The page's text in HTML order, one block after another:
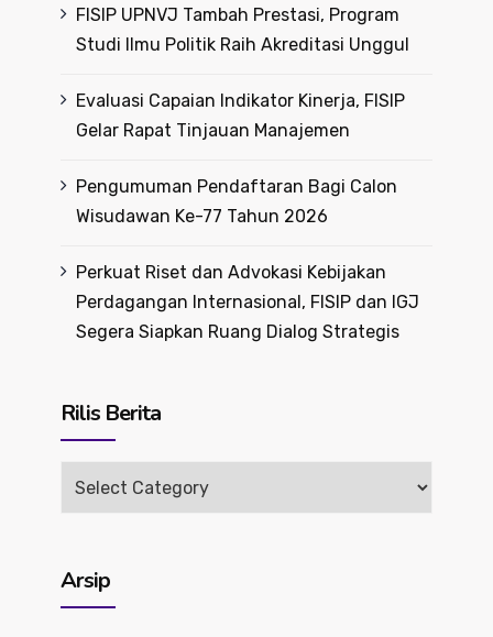
FISIP UPNVJ Tambah Prestasi, Program
Studi Ilmu Politik Raih Akreditasi Unggul
Evaluasi Capaian Indikator Kinerja, FISIP
Gelar Rapat Tinjauan Manajemen
Pengumuman Pendaftaran Bagi Calon
Wisudawan Ke-77 Tahun 2026
Perkuat Riset dan Advokasi Kebijakan
Perdagangan Internasional, FISIP dan IGJ
Segera Siapkan Ruang Dialog Strategis
Rilis Berita
Rilis
Arsip